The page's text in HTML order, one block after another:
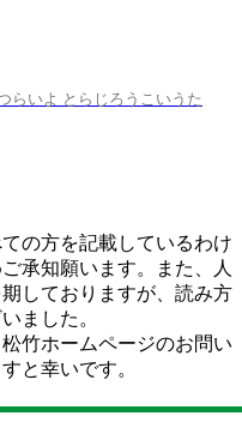
らいよ とらじろうこいうた
の方を記載しているわけ
承知願います。また、人
しておりますが、読み方
ました。
竹ホームページのお問い
と幸いです。